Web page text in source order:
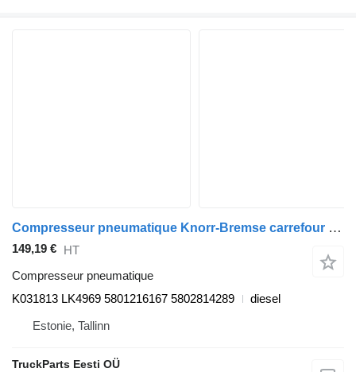
Compresseur pneumatique Knorr-Bremse carrefour (01.06-) K031813 LK4969 pour Irisbus Arway, Crossway, Crealis, Magelys, Proway, Daily Tourys (2006-)
149,19 € HT
Compresseur pneumatique
K031813 LK4969 5801216167 5802814289
diesel
Estonie, Tallinn
TruckParts Eesti OÜ